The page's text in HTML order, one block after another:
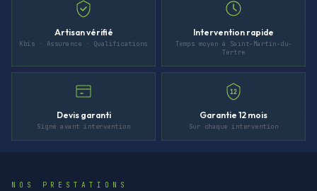
Artisan vérifié
Kbis · Assurance · Qualifications
Intervention rapide
Temps moyen à Saint-Martin-du-
Tertre
Devis garanti
Signé avant intervention
12
Garantie 12 mois
Sur chaque intervention
NOS PRESTATIONS